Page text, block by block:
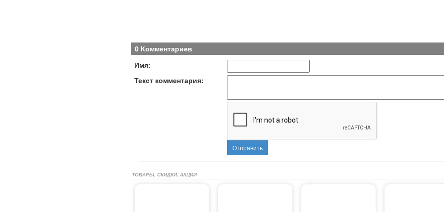
0 Комментариев
Имя:
Текст комментария:
Отправить
ТОВАРЫ, СКИДКИ, АКЦИИ